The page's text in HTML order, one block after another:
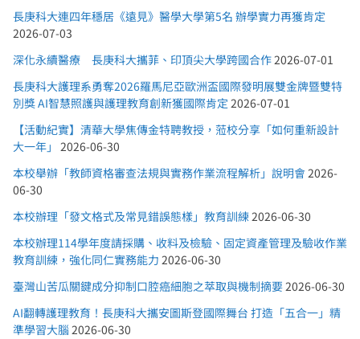
長庚科大連四年穩居《遠見》醫學大學第5名 辦學實力再獲肯定
2026-07-03
深化永續醫療 長庚科大攜菲、印頂尖大學跨國合作2026-07-01
長庚科大護理系勇奪2026羅馬尼亞歐洲盃國際發明展雙金牌暨雙特
別獎 AI智慧照護與護理教育創新獲國際肯定 2026-07-01
【活動紀實】清華大學焦傳金特聘教授，蒞校分享「如何重新設計
大一年」 2026-06-30
本校舉辦「教師資格審查法規與實務作業流程解析」說明會2026-
06-30
本校辦理「發文格式及常見錯誤態樣」教育訓練2026-06-30
本校辦理114學年度請採購、收料及檢驗、固定資產管理及驗收作業
教育訓練，強化同仁實務能力 2026-06-30
臺灣山苦瓜關鍵成分抑制口腔癌細胞之萃取與機制摘要2026-06-30
AI翻轉護理教育！長庚科大攜安圖斯登國際舞台 打造「五合一」精
準學習大腦 2026-06-30